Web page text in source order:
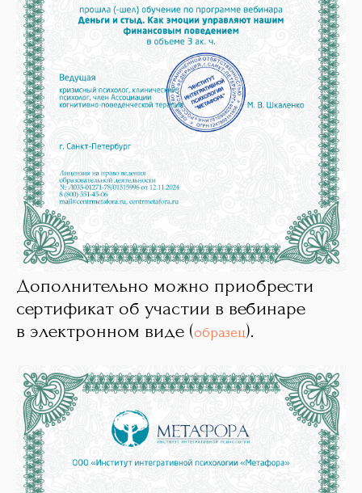
Дополнительно можно приобрести
сертификат об участии в вебинаре
в электронном виде (образец).